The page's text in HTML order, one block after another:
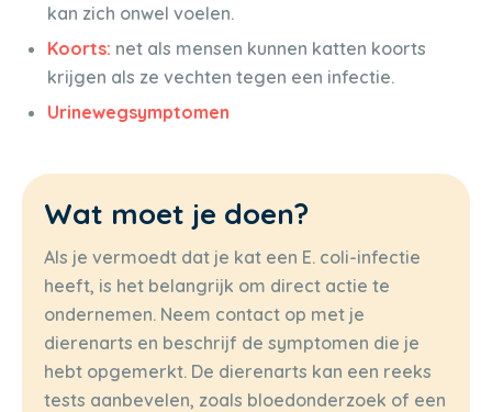
kan zich onwel voelen.
Koorts: net als mensen kunnen katten koorts
krijgen als ze vechten tegen een infectie.
Urinewegsymptomen
Wat moet je doen?
Als je vermoedt dat je kat een E. coli-infectie
heeft, is het belangrijk om direct actie te
ondernemen. Neem contact op met je
dierenarts en beschrijf de symptomen die je
hebt opgemerkt. De dierenarts kan een reeks
tests aanbevelen, zoals bloedonderzoek of een